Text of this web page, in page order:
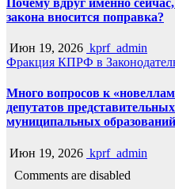
закона вносится поправка?
Июн 19, 2026 kprf_admin
Фракция КПРФ в
Много вопросов к
депутатов
муниципальных
Июн 19, 2026 kprf_admin
Comments are disabled